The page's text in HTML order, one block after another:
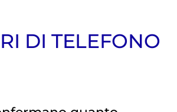
DI TELEFONO